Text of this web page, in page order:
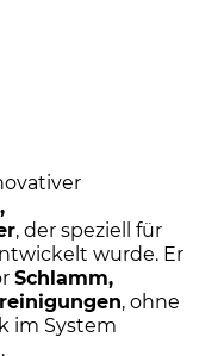
, der speziell für
wurde. Er
Schlamm,
, ohne
im System